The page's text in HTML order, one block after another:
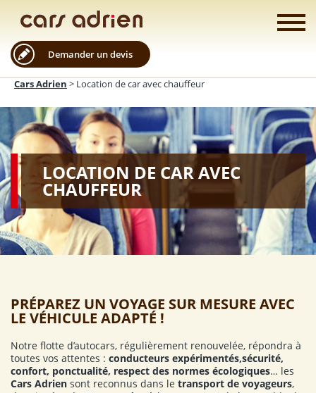
Demander un devis
Cars Adrien > Location de car avec chauffeur
LOCATION DE CAR AVEC
CHAUFFEUR
PRÉPAREZ UN VOYAGE SUR MESURE AVEC
LE VÉHICULE ADAPTÉ !
Notre flotte d’autocars, régulièrement renouvelée, répondra à
toutes vos attentes : conducteurs expérimentés,sécurité,
confort, ponctualité, respect des normes écologiques… les
Cars Adrien sont reconnus dans le transport de voyageurs,